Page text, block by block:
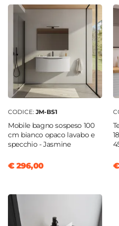
CODICE: JM-BS1
Mobile bagno sospeso 100
cm bianco opaco lavabo e
specchio - Jasmine
€ 296,00